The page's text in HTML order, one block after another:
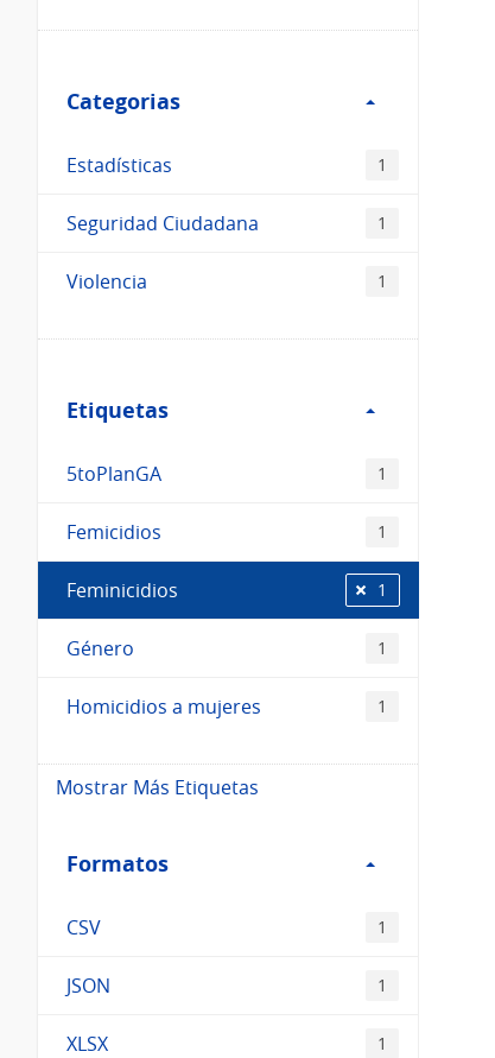
Categorias
Categorias
Estadísticas 1
Seguridad Ciudadana 1
Violencia 1
Etiquetas
Etiquetas
5toPlanGA 1
Femicidios 1
Feminicidios 1
Género 1
Homicidios a mujeres 1
Mostrar Más Etiquetas
Formatos
Formatos
CSV 1
JSON 1
XLSX 1